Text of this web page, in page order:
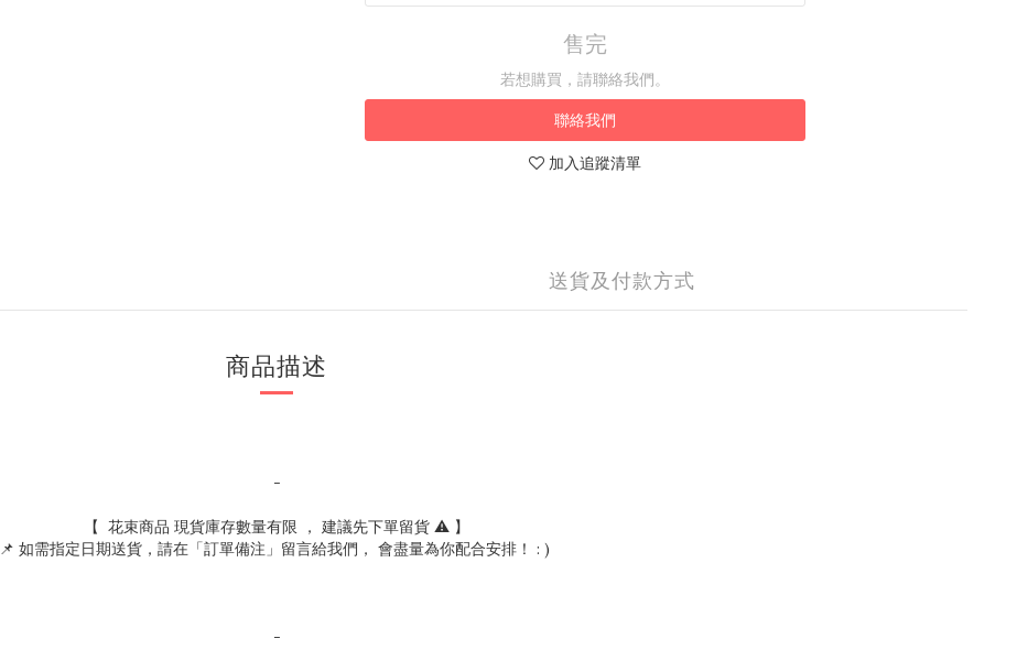
售完
若想購買，請聯絡我們。
聯絡我們
加入追蹤清單
送貨及付款方式
商品描述
-
【 花束商品 現貨庫存數量有限 ， 建議先下單留貨 ⚠️ 】
📌 如需指定日期送貨，請在「訂單備注」留言給我們， 會盡量為你配合安排！ : )
-